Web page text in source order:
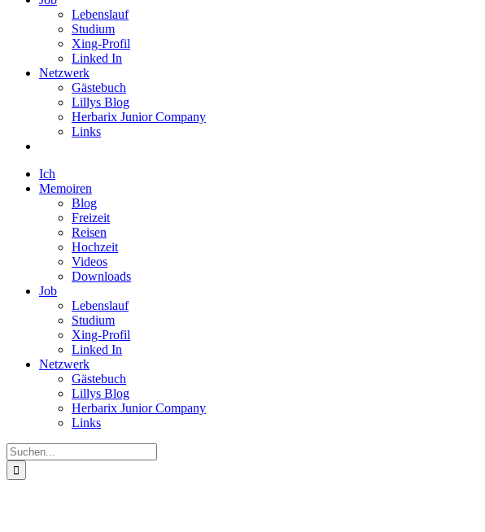
Lebenslauf
Studium
Xing-Profil
Linked In
Netzwerk
Gästebuch
Lillys Blog
Herbarix Junior Company
Links
Ich
Memoiren
Blog
Freizeit
Reisen
Hochzeit
Videos
Downloads
Job
Lebenslauf
Studium
Xing-Profil
Linked In
Netzwerk
Gästebuch
Lillys Blog
Herbarix Junior Company
Links
Suche
nach: